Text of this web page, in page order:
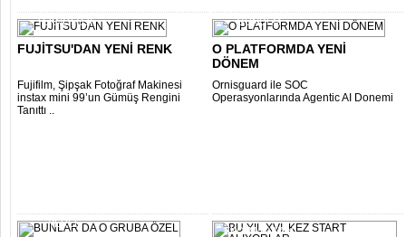
FUJİTSU'DAN YENİ RENK
Fujifilm, Şipşak Fotoğraf Makinesi
instax mini 99’un Gümüş Rengini
Tanıttı ..
TEKNOLOJİ
O PLATFORMDA YENİ
DÖNEM
Ornisguard ile SOC
Operasyonlarında Agentic AI Donemi
GÜNDEM
YEREL
EKO-MAGAZİN